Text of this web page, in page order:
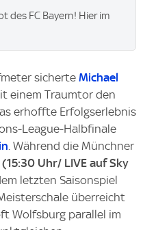
des FC Bayern! Hier im
sicherte Michael
einem Traumtor den
erhoffte Erfolgserlebnis
League-Halbfinale
. Während die Münchner
(15:30 Uhr/ LIVE auf Sky
letzten Saisonspiel
überreicht
Wolfsburg parallel im